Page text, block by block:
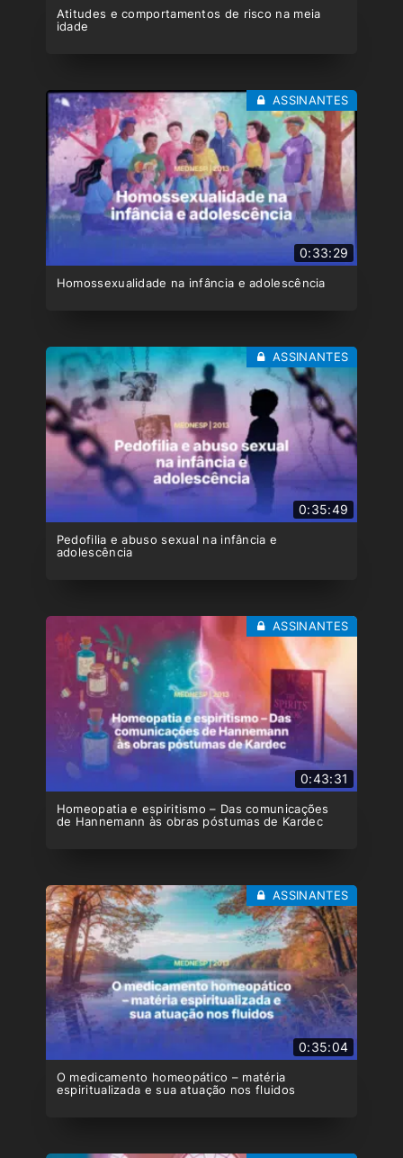
Atitudes e comportamentos de risco na meia
idade
0:33:29
Homossexualidade na infância e adolescência
ASSINANTES
0:35:49
Pedofilia e abuso sexual na infância e
adolescência
ASSINANTES
0:43:31
Homeopatia e espiritismo – Das comunicações
de Hannemann às obras póstumas de Kardec
ASSINANTES
0:35:04
O medicamento homeopático – matéria
espiritualizada e sua atuação nos fluidos
ASSINANTES